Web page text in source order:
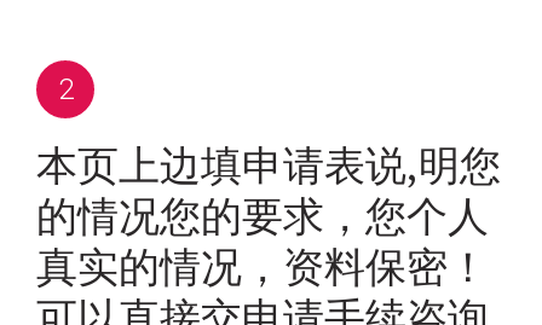
本页上边填申请表说,明您
的情况您的要求，您个人
真实的情况，资料保密！